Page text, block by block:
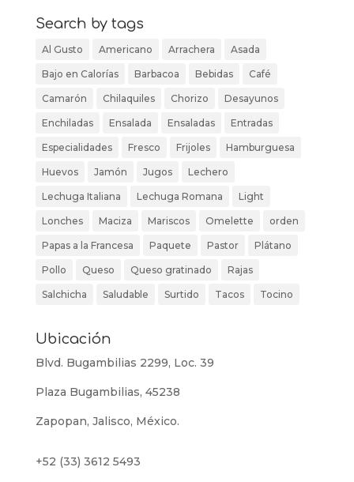
Search by tags
Al Gusto Americano Arrachera Asada
Bajo en Calorías Barbacoa Bebidas Café
Camarón Chilaquiles Chorizo Desayunos
Enchiladas Ensalada Ensaladas Entradas
Especialidades Fresco Frijoles Hamburguesa
Huevos Jamón Jugos Lechero
Lechuga Italiana Lechuga Romana Light
Lonches Maciza Mariscos Omelette orden
Papas a la Francesa Paquete Pastor Plátano
Pollo Queso Queso gratinado Rajas
Salchicha Saludable Surtido Tacos Tocino
Ubicación
Blvd. Bugambilias 2299, Loc. 39
Plaza Bugambilias, 45238
Zapopan, Jalisco, México.
+52 (33) 3612 5493